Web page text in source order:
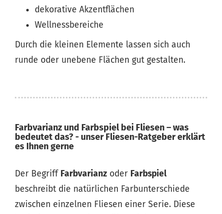
dekorative Akzentflächen
Wellnessbereiche
Durch die kleinen Elemente lassen sich auch
runde oder unebene Flächen gut gestalten.
Farbvarianz und Farbspiel bei Fliesen – was
bedeutet das? - unser Fliesen-Ratgeber erklärt
es Ihnen gerne
Der Begriff Farbvarianz oder Farbspiel
beschreibt die natürlichen Farbunterschiede
zwischen einzelnen Fliesen einer Serie. Diese